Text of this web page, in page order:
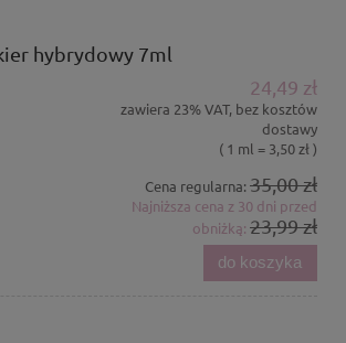
hybrydowy 7ml
24,49 zł
zawiera 23% VAT, bez kosztów
dostawy
( 1 ml = 3,50 zł )
Cena regularna: 35,00 zł
Najniższa cena z 30 dni przed
obniżką: 23,99 zł
do koszyka